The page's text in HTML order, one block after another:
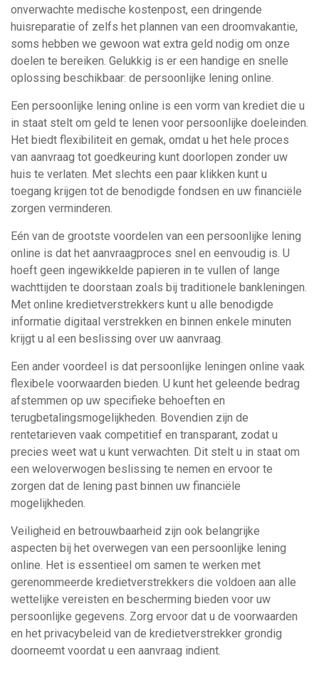
onverwachte medische kostenpost, een dringende
huisreparatie of zelfs het plannen van een droomvakantie,
soms hebben we gewoon wat extra geld nodig om onze
doelen te bereiken. Gelukkig is er een handige en snelle
oplossing beschikbaar: de persoonlijke lening online.
Een persoonlijke lening online is een vorm van krediet die u
in staat stelt om geld te lenen voor persoonlijke doeleinden.
Het biedt flexibiliteit en gemak, omdat u het hele proces
van aanvraag tot goedkeuring kunt doorlopen zonder uw
huis te verlaten. Met slechts een paar klikken kunt u
toegang krijgen tot de benodigde fondsen en uw financiële
zorgen verminderen.
Eén van de grootste voordelen van een persoonlijke lening
online is dat het aanvraagproces snel en eenvoudig is. U
hoeft geen ingewikkelde papieren in te vullen of lange
wachttijden te doorstaan zoals bij traditionele bankleningen.
Met online kredietverstrekkers kunt u alle benodigde
informatie digitaal verstrekken en binnen enkele minuten
krijgt u al een beslissing over uw aanvraag.
Een ander voordeel is dat persoonlijke leningen online vaak
flexibele voorwaarden bieden. U kunt het geleende bedrag
afstemmen op uw specifieke behoeften en
terugbetalingsmogelijkheden. Bovendien zijn de
rentetarieven vaak competitief en transparant, zodat u
precies weet wat u kunt verwachten. Dit stelt u in staat om
een weloverwogen beslissing te nemen en ervoor te
zorgen dat de lening past binnen uw financiële
mogelijkheden.
Veiligheid en betrouwbaarheid zijn ook belangrijke
aspecten bij het overwegen van een persoonlijke lening
online. Het is essentieel om samen te werken met
gerenommeerde kredietverstrekkers die voldoen aan alle
wettelijke vereisten en bescherming bieden voor uw
persoonlijke gegevens. Zorg ervoor dat u de voorwaarden
en het privacybeleid van de kredietverstrekker grondig
doorneemt voordat u een aanvraag indient.